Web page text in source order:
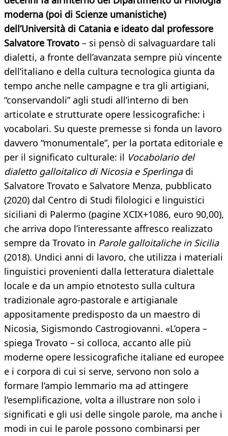
moderna (poi di Scienze umanistiche)
dell’Università di Catania e ideato dal professore
Salvatore Trovato – si pensò di salvaguardare tali
dialetti, a fronte dell’avanzata sempre più vincente
dell’italiano e della cultura tecnologica giunta da
tempo anche nelle campagne e tra gli artigiani,
“conservandoli” agli studi all’interno di ben
articolate e strutturate opere lessicografiche: i
vocabolari. Su queste premesse si fonda un lavoro
davvero “monumentale”, per la portata editoriale e
per il significato culturale: il Vocabolario del
dialetto galloitalico di Nicosia e Sperlinga di
Salvatore Trovato e Salvatore Menza, pubblicato
(2020) dal Centro di Studi filologici e linguistici
siciliani di Palermo (pagine XCIX+1086, euro 90,00),
che arriva dopo l’interessante affresco realizzato
sempre da Trovato in Parole galloitaliche in Sicilia
(2018). Undici anni di lavoro, che utilizza i materiali
linguistici provenienti dalla letteratura dialettale
locale e da un ampio etnotesto sulla cultura
tradizionale agro-pastorale e artigianale
appositamente predisposto da un maestro di
Nicosia, Sigismondo Castrogiovanni. «L’opera –
spiega Trovato – si colloca, accanto alle più
moderne opere lessicografiche italiane ed europee
e i corpora di cui si serve, servono non solo a
formare l’ampio lemmario ma ad attingere
l’esemplificazione, volta a illustrare non solo i
significati e gli usi delle singole parole, ma anche i
modi in cui le parole possono combinarsi per